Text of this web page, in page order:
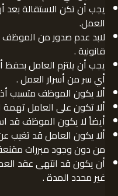
يجب أن تكن الاستقالة
العمل.
لابد عدم صدور من
قانونية .
يجب أن يلتزم العامل بحفظ
أي سر من أسرار العمل .
ألا يكون الموظف متسبب
ألا تكون على العامل
أيضاً لا يكون الموظف قد
من دون وجود مبررات
أن يكون قد انتهى عقد
غير محدد المدة .